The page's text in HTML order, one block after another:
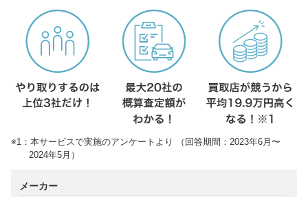
※1：本サービスで実施のアンケートより （回答期間：2023年6月〜
2024年5月）
メーカー